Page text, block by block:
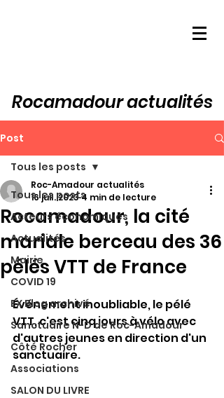
Rocamadour actualités
Post
Tous les posts
Acteurs économiques
Actualités
Mairie
COVID 19
EX Blog archivé
Sanctuaire N-D de Roc-Amadour
Côté Rocher
Associations
SALON DU LIVRE
Tous les posts
Rocamadour, la cité
mariale berceau des 36
pélés VTT de France
Roc-Amadour actualités
16 juil. 20234 min de lecture
Événement inoubliable, le pélé
VTT, c'est cinq jours à vélo avec
d'autres jeunes en direction d'un
sanctuaire.